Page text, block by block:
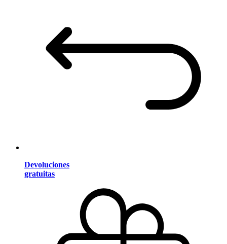
Devoluciones
gratuitas